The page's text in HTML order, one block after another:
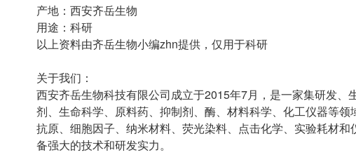
产地：西安齐岳生物
用途：科研
以上资料由齐岳生物小编zhn提供，仅用于科研
关于我们：
西安齐岳生物科技有限公司成立于2015年7月，是一家集研发
剂、生命科学、原料药、抑制剂、酶、材料科学、化工仪器等
抗原、细胞因子、纳米材料、荧光染料、点击化学、实验耗材
备强大的技术和研发实力。